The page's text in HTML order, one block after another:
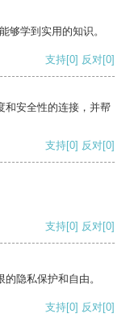
够学到实用的知识。
支持[0] 反对[0]
和安全性的连接，并帮
支持[0] 反对[0]
支持[0] 反对[0]
隐私保护和自由。
支持[0] 反对[0]